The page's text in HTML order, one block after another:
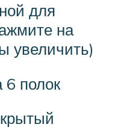
для
на
увеличить)
полок